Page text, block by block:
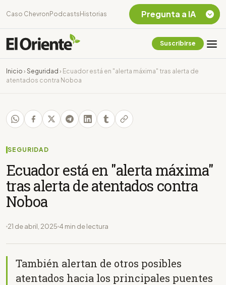
Caso Chevron Podcasts Historias
Suscribirse
Inicio › Seguridad › Ecuador está en "alerta máxima" tras alerta de
atentados contra Noboa
SEGURIDAD
Ecuador está en "alerta máxima"
tras alerta de atentados contra
Noboa
21 de abril, 2025 4 min de lectura
También alertan de otros posibles
atentados hacia los principales puentes
Pregunta a IA
Chevron Ecuador